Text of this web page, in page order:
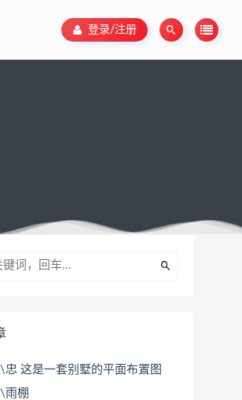
登录/注册
这是一套别墅的平面布置图
雨棚